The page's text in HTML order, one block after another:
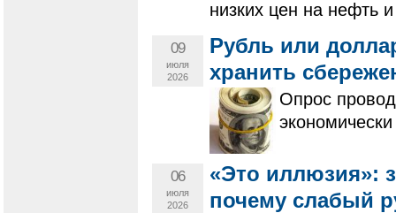
низких цен на нефть
09
июля
2026
Рубль или
хранить
Опрос
06
июля
2026
«Это иллюзия»:
почему слабый